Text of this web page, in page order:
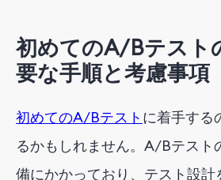
初めてのA/Bテスト
要な手順と考慮事項
初めてのA/Bテスト に着手する
るかもしれません。A/Bテスト
備にかかっており、テスト設計